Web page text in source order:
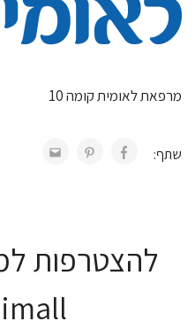
מרפאת לאומית קומה 10
שתף:
להצטרפות